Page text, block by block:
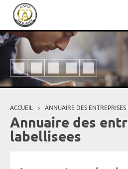
Aller au contenu principal
Vous êtes ici
ACCUEIL ANNUAIRE DES ENTREPRISES
Annuaire des
labellisees
Panneau de gestion des cookies